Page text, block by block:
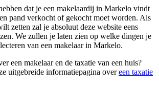
dat je een makelaardij in Markelo vindt
pand verkocht of gekocht moet worden. Als
zetten zal je absoluut deze website eens
We zullen je laten zien op welke dingen je
van een makelaar in Markelo.
een makelaar en de taxatie van een huis?
uitgebreide informatiepagina overeen taxatie